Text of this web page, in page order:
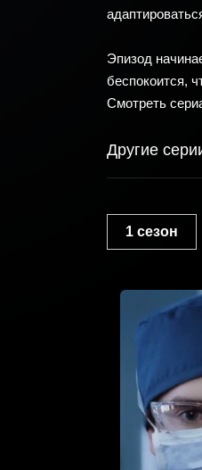
Эпизод
беспокоится,
Смотреть
Другие
1 сезон